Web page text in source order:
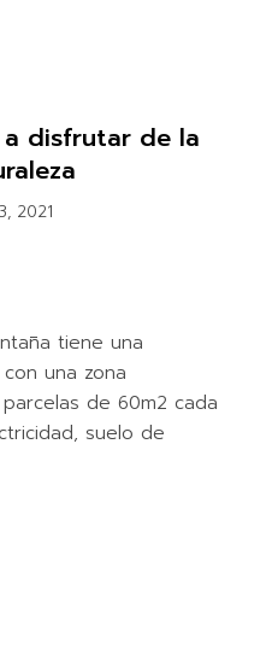
a disfrutar de la
2021
tiene una
una zona
de 60m2 cada
suelo de